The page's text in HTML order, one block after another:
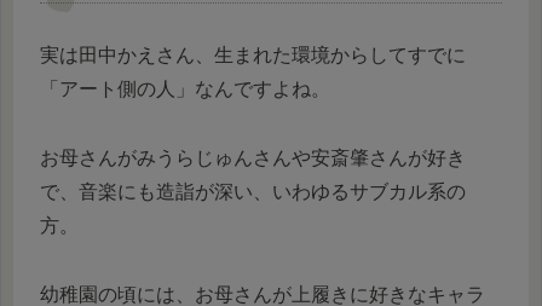
実は田中かえさん、生まれた環境からしてすでに
「アート側の人」なんですよね。
お母さんがみうらじゅんさんや安斎肇さんが好き
で、音楽にも造詣が深い、いわゆるサブカル系の
方。
幼稚園の頃には、お母さんが上履きに好きなキャラ